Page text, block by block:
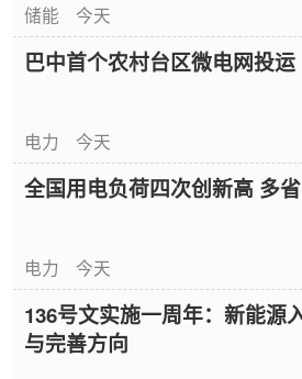
储能 今天
巴中首个农村台区微电网投运
电力 今天
全国用电负荷四次创新高 多
电力 今天
136号文实施一周年：新能源
与完善方向